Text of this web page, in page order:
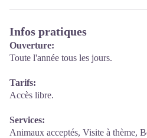
Infos pratiques
Ouverture:
Toute l'année tous les jours.
Tarifs:
Accès libre.
Services:
Animaux acceptés, Visite à thème,